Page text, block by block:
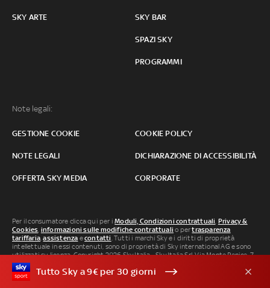
SKY ARTE SKY BAR
SPAZI SKY
PROGRAMMI
Note legali:
GESTIONE COOKIE COOKIE POLICY
NOTE LEGALI DICHIARAZIONE DI ACCESSIBILITÀ
OFFERTA SKY MEDIA CORPORATE
Per il consumatore clicca qui per iModuli, Condizioni contrattuali Privacy &
Cookies informazioni sulle modifiche contrattuali o pertrasparenza
tariffaria ,assistenza econtatti . Tutti i marchi Sky e i diritti di proprietà
intellettuale in essi contenuti, sono di proprietà di Sky international AG e sono
utilizzati su licenza. Copyright 2026 Sky Italia - Sky Italia Srl Via Monte Penice, 7 -
20138 Milano P.IVA 04619241005. SkyTG24: ISSN 3035-1537 e SkySport: ISSN
3035-1545.Segnalazione Abusi
Tutto Sky a 9€ per 30 giorni